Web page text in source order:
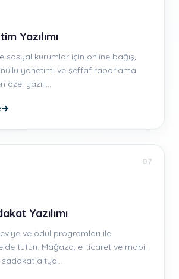
Yazılımı
sosyal kurumlar için online bağış,
yönetimi ve şeffaf raporlama
özel yazılı…
→
07
Yazılımı
ve ödül programları ile
tutun. Mağaza, e-ticaret ve mobil
altya…